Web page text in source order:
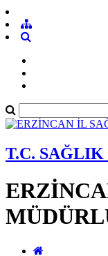
T.C.